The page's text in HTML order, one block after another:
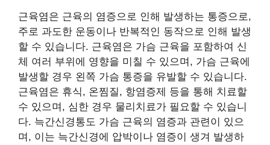
근육염은 근육의 염증으로 인해 발생하는 통증으로,
주로 과도한 운동이나 반복적인 동작으로 인해 발생
할 수 있습니다. 근육염은 가슴 근육을 포함하여 신
체 여러 부위에 영향을 미칠 수 있으며, 가슴 근육에
발생할 경우 왼쪽 가슴 통증을 유발할 수 있습니다.
근육염은 휴식, 온찜질, 항염증제 등을 통해 치료할
수 있으며, 심한 경우 물리치료가 필요할 수 있습니
다. 늑간신경통도 가슴 근육의 염증과 관련이 있으
며, 이는 늑간신경에 압박이나 염증이 생겨 발생하